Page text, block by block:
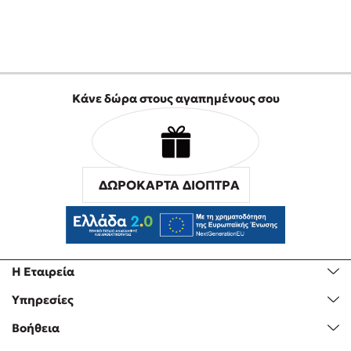
Ο Στέφανος Ξενάκης στη Χίο
Ο Κώστας Κρομμύδας & η Μαρίνα Γιώτη στο 54o Φεστιβάλ
Βιβλίου στο Πεδίον του Άρεως
Η Εταιρεία
Υπηρεσίες
Βοήθεια
Κάνε δώρα στους αγαπημένους σου
ΔΩΡΟΚΑΡΤΑ ΔΙΟΠΤΡΑ